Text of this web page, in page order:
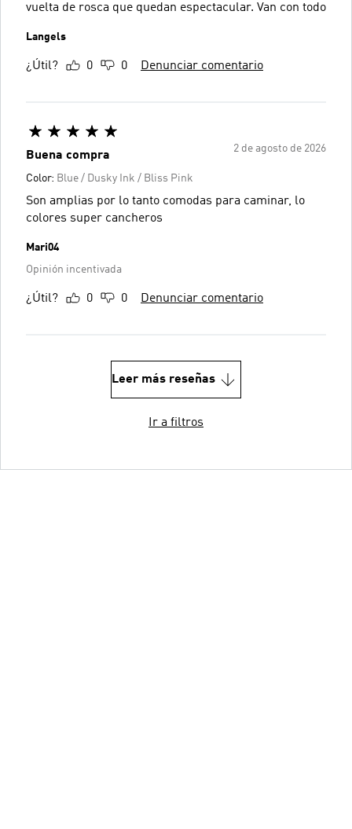
vuelta de rosca que quedan espectacular. Van con todo
Langels
¿Útil? 0 0 Denunciar comentario
2 de agosto de 2026
Buena compra
Color: Blue / Dusky Ink / Bliss Pink
Son amplias por lo tanto comodas para caminar, lo
colores super cancheros
Mari04
Opinión incentivada
¿Útil? 0 0 Denunciar comentario
Leer más reseñas
Ir a filtros